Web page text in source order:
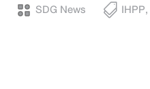
SDG News IHPP,